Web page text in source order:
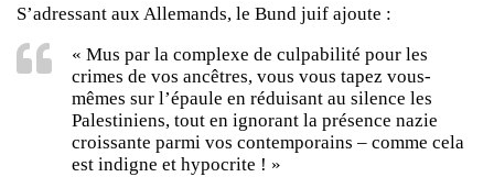
S’adressant aux Allemands, le Bund juif ajoute :
« Mus par la complexe de culpabilité pour les
crimes de vos ancêtres, vous vous tapez vous-
mêmes sur l’épaule en réduisant au silence les
Palestiniens, tout en ignorant la présence nazie
croissante parmi vos contemporains – comme cela
est indigne et hypocrite ! »